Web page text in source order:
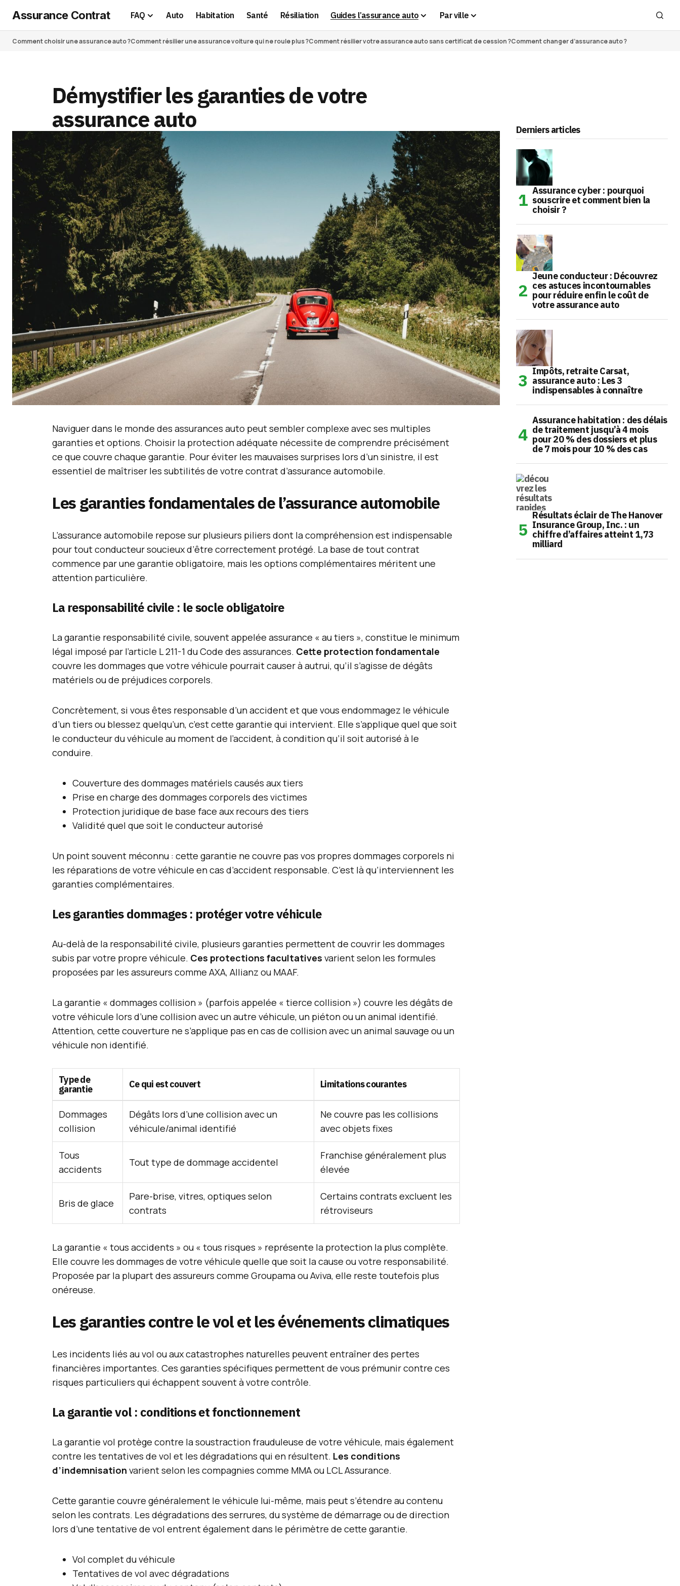
Assurance Contrat FAQ Auto Habitation Santé Résiliation Guides l’assurance auto Par ville
Comment choisir une assurance auto ?Comment résilier une assurance voiture qui ne roule plus ?Comment résilier votre assurance auto sans certificat de cession ?Comment changer d’assurance auto ?
Démystifier les garanties de votre
assurance auto
Naviguer dans le monde des assurances auto peut sembler complexe avec ses multiples
garanties et options. Choisir la protection adéquate nécessite de comprendre précisément
ce que couvre chaque garantie. Pour éviter les mauvaises surprises lors d’un sinistre, il est
essentiel de maîtriser les subtilités de votre contrat d’assurance automobile.
Les garanties fondamentales de l’assurance automobile
L’assurance automobile repose sur plusieurs piliers dont la compréhension est indispensable
pour tout conducteur soucieux d’être correctement protégé. La base de tout contrat
commence par une garantie obligatoire, mais les options complémentaires méritent une
attention particulière.
La responsabilité civile : le socle obligatoire
La garantie responsabilité civile, souvent appelée assurance « au tiers », constitue le minimum
légal imposé par l’article L 211-1 du Code des assurances. Cette protection fondamentale
couvre les dommages que votre véhicule pourrait causer à autrui, qu’il s’agisse de dégâts
matériels ou de préjudices corporels.
Concrètement, si vous êtes responsable d’un accident et que vous endommagez le véhicule
d’un tiers ou blessez quelqu’un, c’est cette garantie qui intervient. Elle s’applique quel que soit
le conducteur du véhicule au moment de l’accident, à condition qu’il soit autorisé à le
conduire.
Couverture des dommages matériels causés aux tiers
Prise en charge des dommages corporels des victimes
Protection juridique de base face aux recours des tiers
Validité quel que soit le conducteur autorisé
Un point souvent méconnu : cette garantie ne couvre pas vos propres dommages corporels ni
les réparations de votre véhicule en cas d’accident responsable. C’est là qu’interviennent les
garanties complémentaires.
Les garanties dommages : protéger votre véhicule
Au-delà de la responsabilité civile, plusieurs garanties permettent de couvrir les dommages
subis par votre propre véhicule. Ces protections facultatives varient selon les formules
proposées par les assureurs comme AXA, Allianz ou MAAF.
La garantie « dommages collision » (parfois appelée « tierce collision ») couvre les dégâts de
votre véhicule lors d’une collision avec un autre véhicule, un piéton ou un animal identifié.
Attention, cette couverture ne s’applique pas en cas de collision avec un animal sauvage ou un
véhicule non identifié.
Type de
garantie
Ce qui est couvert Limitations courantes
Dommages
collision
Dégâts lors d’une collision avec un
véhicule/animal identifié
Ne couvre pas les collisions
avec objets fixes
Tous
accidents
Tout type de dommage accidentel
Franchise généralement plus
élevée
Bris de glace
Pare-brise, vitres, optiques selon
contrats
Certains contrats excluent les
rétroviseurs
La garantie « tous accidents » ou « tous risques » représente la protection la plus complète.
Elle couvre les dommages de votre véhicule quelle que soit la cause ou votre responsabilité.
Proposée par la plupart des assureurs comme Groupama ou Aviva, elle reste toutefois plus
onéreuse.
Les garanties contre le vol et les événements climatiques
Les incidents liés au vol ou aux catastrophes naturelles peuvent entraîner des pertes
financières importantes. Ces garanties spécifiques permettent de vous prémunir contre ces
risques particuliers qui échappent souvent à votre contrôle.
La garantie vol : conditions et fonctionnement
La garantie vol protège contre la soustraction frauduleuse de votre véhicule, mais également
contre les tentatives de vol et les dégradations qui en résultent. Les conditions
d’indemnisation varient selon les compagnies comme MMA ou LCL Assurance.
Cette garantie couvre généralement le véhicule lui-même, mais peut s’étendre au contenu
selon les contrats. Les dégradations des serrures, du système de démarrage ou de direction
lors d’une tentative de vol entrent également dans le périmètre de cette garantie.
Vol complet du véhicule
Tentatives de vol avec dégradations
Derniers articles
Assurance cyber : pourquoi
souscrire et comment bien la
choisir ?
Jeune conducteur : Découvrez
ces astuces incontournables
pour réduire enfin le coût de
votre assurance auto
Impôts, retraite Carsat,
assurance auto : Les 3
indispensables à connaître
Assurance habitation : des délais
de traitement jusqu’à 4 mois
pour 20 % des dossiers et plus
de 7 mois pour 10 % des cas
Résultats éclair de The Hanover
Insurance Group, Inc. : un
chiffre d’affaires atteint 1,73
milliard